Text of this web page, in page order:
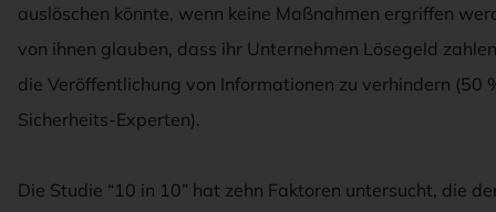
auslöschen könnte, wenn keine Maßnahmen ergriffen
von ihnen glauben, dass ihr Unternehmen Lösegeld
die Veröffentlichung von Informationen zu verhindern (50
Sicherheits-Experten).
Die Studie “10 in 10” hat zehn Faktoren untersucht, die